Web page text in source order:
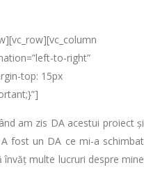
to-right”
top: 15px
am zis DA acestui proiect și
fost un DA ce mi-a schimbat
multe lucruri despre mine